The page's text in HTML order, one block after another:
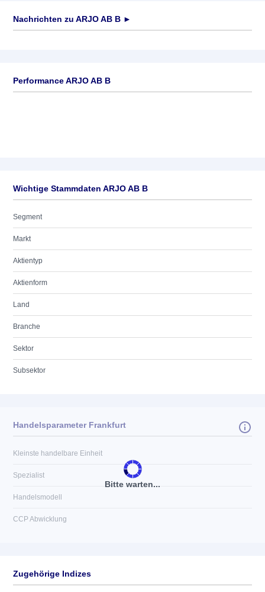
Nachrichten zu ARJO AB B ►
Performance ARJO AB B
Wichtige Stammdaten ARJO AB B
Segment
Markt
Aktientyp
Aktienform
Land
Branche
Sektor
Subsektor
Bitte warten...
Handelsparameter Frankfurt
Kleinste handelbare Einheit
Spezialist
Handelsmodell
CCP Abwicklung
Zugehörige Indizes